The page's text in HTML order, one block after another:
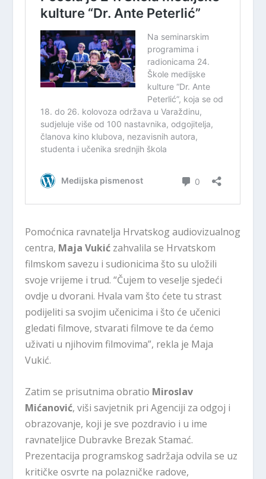
Pomoćnica ravnatelja Hrvatskog audiovizualnog
centra, Maja Vukić zahvalila se Hrvatskom
filmskom savezu i sudionicima što su uložili
svoje vrijeme i trud. “Čujem to veselje sjedeći
ovdje u dvorani. Hvala vam što ćete tu strast
podijeliti sa svojim učenicima i što će učenici
gledati filmove, stvarati filmove te da ćemo
uživati u njihovim filmovima”, rekla je Maja
Vukić.
Zatim se prisutnima obratio Miroslav
Mićanović, viši savjetnik pri Agenciji za odgoj i
obrazovanje, koji je sve pozdravio i u ime
ravnateljice Dubravke Brezak Stamać.
Prezentacija programskog sadržaja odvila se uz
kritičke osvrte na polazničke radove,